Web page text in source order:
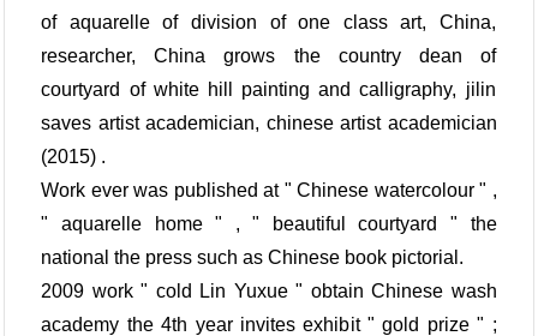
of aquarelle of division of one class art, China,
researcher, China grows the country dean of
courtyard of white hill painting and calligraphy, jilin
saves artist academician, chinese artist academician
(2015) .
Work ever was published at " Chinese watercolour " ,
" aquarelle home " , " beautiful courtyard " the
national the press such as Chinese book pictorial.
2009 work " cold Lin Yuxue " obtain Chinese wash
academy the 4th year invites exhibit " gold prize " ;